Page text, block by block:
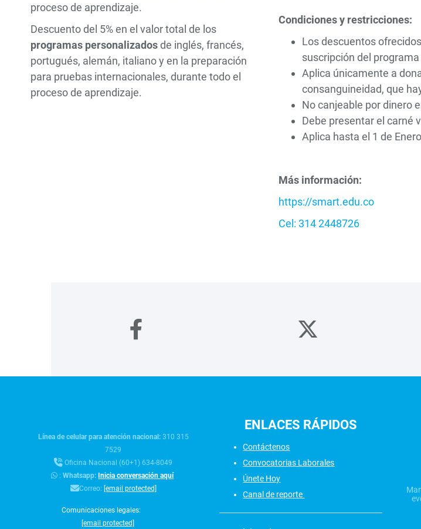
proceso de aprendizaje.
Descuento del 5% en el valor total de los
programas personalizadosde inglés, francés,
portugués, alemán, italiano y en la preparación
para pruebas internacionales, durante todo el
proceso de aprendizaje.
Condiciones y restricciones:
Los descuentos
suscripción del
Aplica únicamente a
consanguineidad, que
No canjeable por dinero
Debe presentar el carné
Aplica hasta el 1 de
Más información:
https://smart.edu.co
Cel: 314 2448726
Línea de celular para atención nacional: 310 315
7529
Oficina Nacional (60+1) 634-8049
:Whatsapp:Inicia conversación aquí
Correo: [email protected]
Comunicaciones legales:
[email protected]
ENLACES RÁPIDOS
Contáctenos
Convocatorias Laborales
Únete Hoy
Canal de reporte